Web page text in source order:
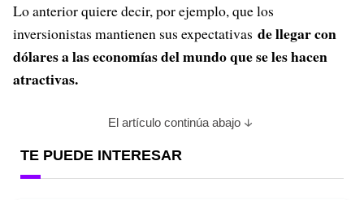
Lo anterior quiere decir, por ejemplo, que los
inversionistas mantienen sus expectativas de llegar con
dólares a las economías del mundo que se les hacen
atractivas.
El artículo continúa abajo
TE PUEDE INTERESAR